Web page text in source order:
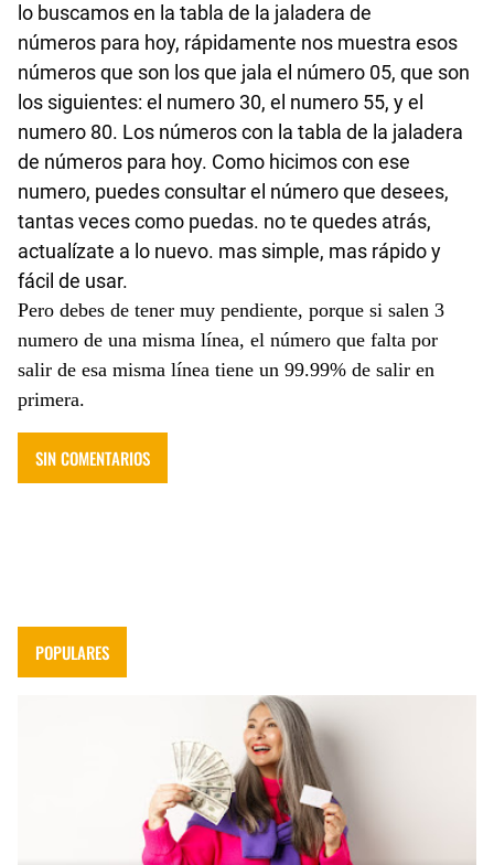
lo buscamos en la tabla de la jaladera de
números para hoy, rápidamente nos muestra esos
númerosque son los que jala el número 05, que son
los siguientes: el numero 30, el numero 55, y el
numero 80. Los númeroscon la tabla de la jaladera
de números para hoy. Como hicimos con ese
numero, puedes consultar el número que desees,
tantas veces como puedas. no te quedes atrás,
actualízate a lo nuevo. mas simple, mas rápidoy
fácil de usar.
Pero debes de tener muy pendiente, porque si salen 3
numero de una misma línea, el número que falta por
salir de esa misma línea tiene un 99.99% de salir en
primera.
SIN COMENTARIOS
POPULARES